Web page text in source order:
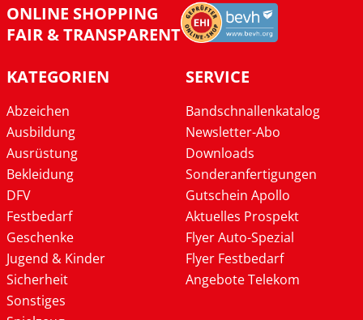
ONLINE SHOPPING
FAIR & TRANSPARENT
KATEGORIEN
Abzeichen
Ausbildung
Ausrüstung
Bekleidung
DFV
Festbedarf
Geschenke
Jugend & Kinder
Sicherheit
Sonstiges
SERVICE
Bandschnallenkatalog
Newsletter-Abo
Downloads
Sonderanfertigungen
Gutschein Apollo
Aktuelles Prospekt
Flyer Auto-Spezial
Flyer Festbedarf
Angebote Telekom